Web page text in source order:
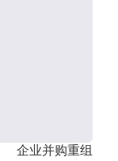
企业并购重组